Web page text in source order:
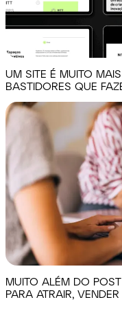
UM SITE É MUITO
BASTIDORES QUE
MUITO ALÉM DO
PARA ATRAIR,